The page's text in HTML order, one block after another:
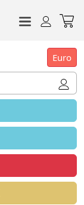
Euro